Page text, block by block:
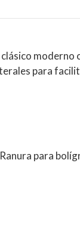
moderno
para
para